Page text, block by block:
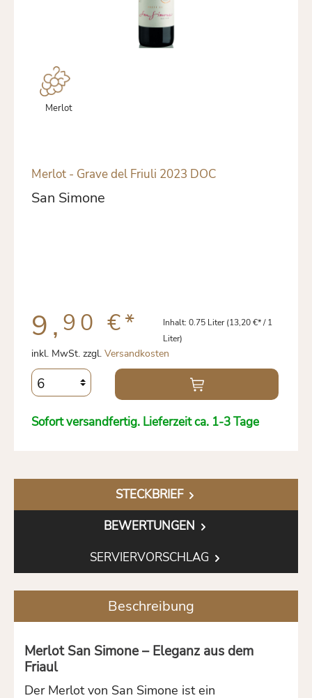
Merlot
Merlot - Grave del Friuli 2023 DOC
San Simone
9, 90 €* Inhalt: 0.75 Liter(13,20 €* / 1
Liter)
inkl. MwSt. zzgl. Versandkosten
Sofort versandfertig. Lieferzeit ca. 1-3 Tage
STECKBRIEF
BEWERTUNGEN
SERVIERVORSCHLAG
Beschreibung
Merlot San Simone – Eleganz aus dem
Friaul
Der Merlot von San Simone ist ein